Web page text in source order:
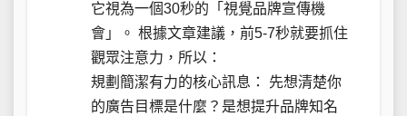
它視為一個30秒的「視覺品牌宣傳機
會」。 根據文章建議，前5-7秒就要抓住
觀眾注意力，所以：
規劃簡潔有力的核心訊息： 先想清楚你
的廣告目標是什麼？是想提升品牌知名